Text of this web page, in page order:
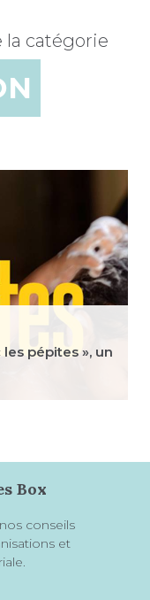
la catégorie
pépites », un
Box
conseils
et